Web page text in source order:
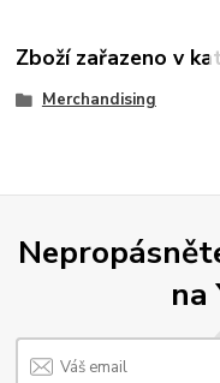
Zboží zařazeno v
Merchandising
na